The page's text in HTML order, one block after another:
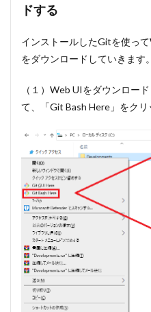
作った画
を除いて
商用利用
可能
Stable
Diffusion
機能一覧
9
Stable
Diffusion
web uiの
それぞれ
の項目と
パラメー
タを設定
する方法
モデ
ルを
ドする
インストールしたGitを使っ
をダウンロードしていきます。
（１）Web UIをダウンロー
て、「Git Bash Here」をクリ